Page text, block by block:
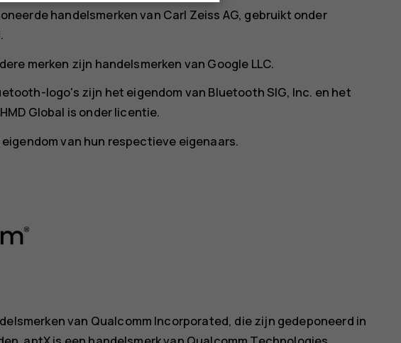
handelsmerken van Carl Zeiss AG, gebruikt onder
merken zijn handelsmerken van Google LLC.
logo's zijn het eigendom van Bluetooth SIG, Inc. en het
Global is onder licentie.
van hun respectieve eigenaars.
van Qualcomm Incorporated, die zijn gedeponeerd in